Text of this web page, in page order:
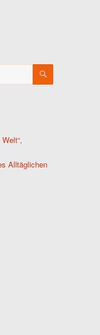
SUCHEN
Alltäglichen